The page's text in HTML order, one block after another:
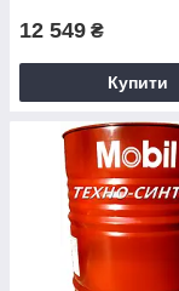
12 549 ₴
Купити